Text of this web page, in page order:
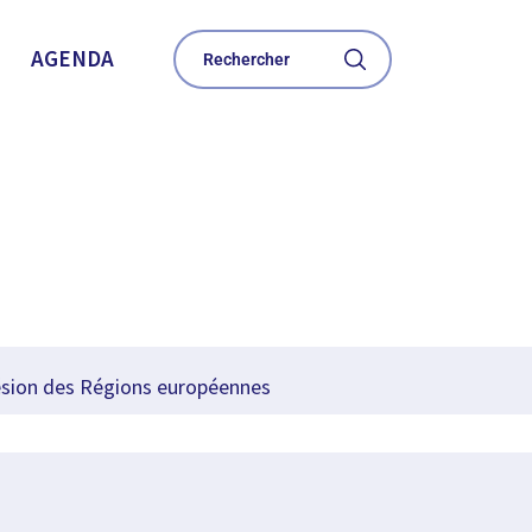
AGENDA
des Régions européennes